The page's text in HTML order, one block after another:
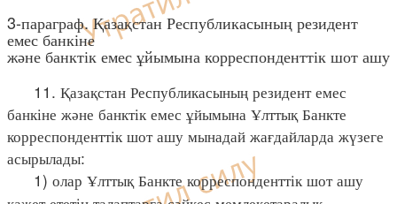
3-параграф. Қазақстан Республикасының резидент
емес банкіне
және банктік емес ұйымына корреспонденттік шот ашу
11. Қазақстан Республикасының резидент емес
банкіне және банктік емес ұйымына Ұлттық Банкте
корреспонденттік шот ашу мынадай жағдайларда жүзеге
асырылады:
1) олар Ұлттық Банкте корреспонденттік шот ашу